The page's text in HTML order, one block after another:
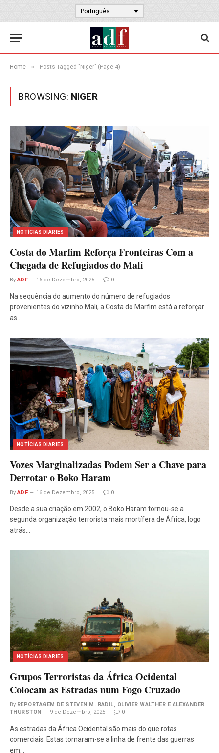
Português
Home » Posts Tagged "Niger" (Page 4)
BROWSING: NIGER
NOTÍCIAS DIARIES
Costa do Marfim Reforça Fronteiras Com a
Chegada de Refugiados do Mali
By ADF 16 de Dezembro, 2025 0
Na sequência do aumento do número de refugiados
provenientes do vizinho Mali, a Costa do Marfim está a reforçar
as…
NOTÍCIAS DIARIES
Vozes Marginalizadas Podem Ser a Chave para
Derrotar o Boko Haram
By ADF 16 de Dezembro, 2025 0
Desde a sua criação em 2002, o Boko Haram tornou-se a
segunda organização terrorista mais mortífera de África, logo
atrás…
NOTÍCIAS DIARIES
Grupos Terroristas da África Ocidental
Colocam as Estradas num Fogo Cruzado
By REPORTAGEM DE STEVEN M. RADIL, OLIVIER WALTHER E ALEXANDER
THURSTON
9 de Dezembro, 2025 0
As estradas da África Ocidental são mais do que rotas
comerciais. Estas tornaram-se a linha de frente das guerras
em…